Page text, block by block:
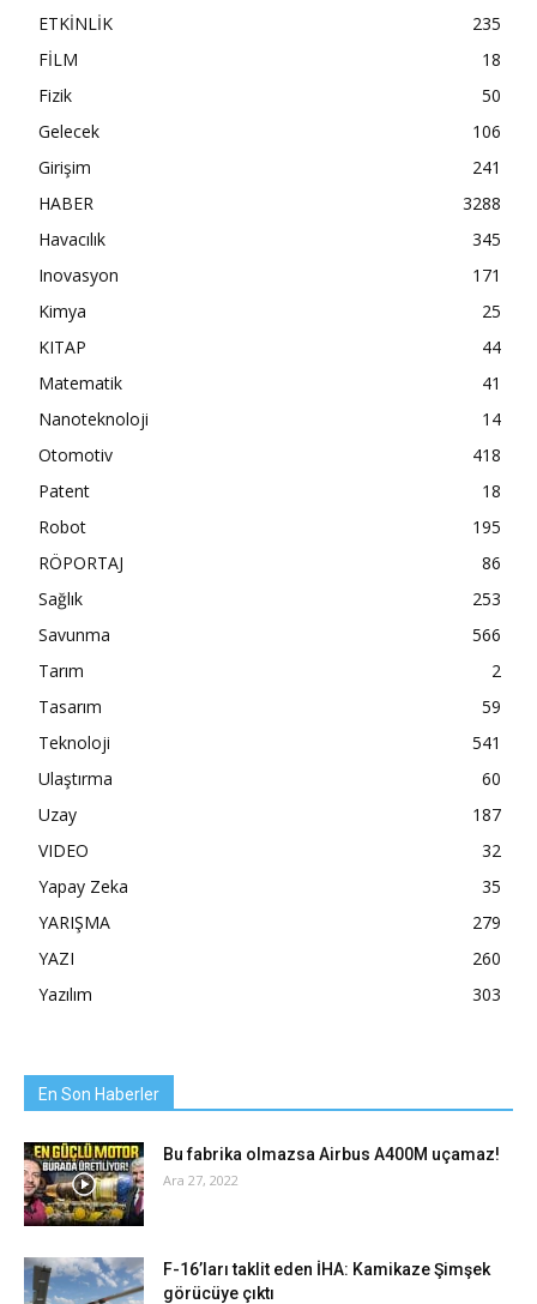
ETKİNLİK
235
FİLM
18
Fizik
50
Gelecek
106
Girişim
241
HABER
3288
Havacılık
345
Inovasyon
171
Kimya
25
KITAP
44
Matematik
41
Nanoteknoloji
14
Otomotiv
418
Patent
18
Robot
195
RÖPORTAJ
86
Sağlık
253
Savunma
566
Tarım
2
Tasarım
59
Teknoloji
541
Ulaştırma
60
Uzay
187
VIDEO
32
Yapay Zeka
35
YARIŞMA
279
YAZI
260
Yazılım
303
En Son Haberler
Bu fabrika olmazsa Airbus A400M uçamaz!
Ara 27, 2022
F-16’ları taklit eden İHA: Kamikaze Şimşek
görücüye çıktı